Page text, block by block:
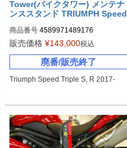
Tower(バイクタワー) メンテナ
ンススタンド TRIUMPH Speed
商品番号 4589971489176
販売価格 ¥143,000税込
廃番/販売終了
Triumph Speed Triple S, R 2017-